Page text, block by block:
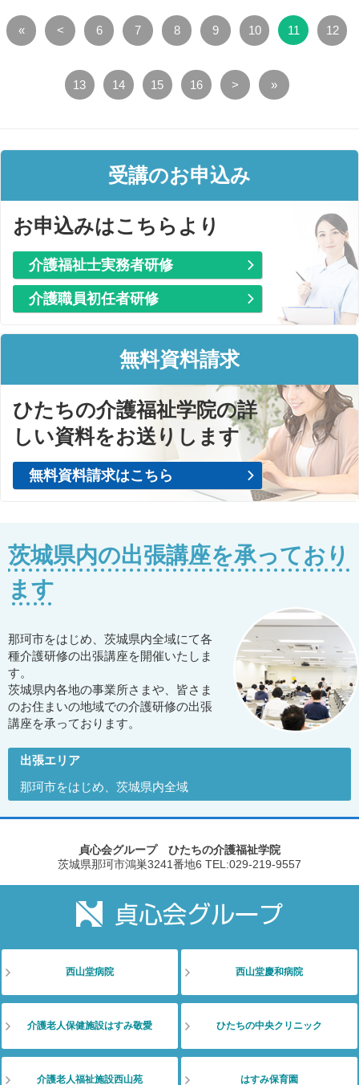
« < 6 7 8 9 10 11 12
13 14 15 16 > »
受講のお申込み
お申込みはこちらより
介護福祉士実務者研修
介護職員初任者研修
無料資料請求
ひたちの介護福祉学院の詳
しい資料をお送りします
無料資料請求はこちら
茨城県内の出張講座を承っており
ます
那珂市をはじめ、茨城県内全域にて各
種介護研修の出張講座を開催いたしま
す。
茨城県内各地の事業所さまや、皆さま
のお住まいの地域での介護研修の出張
講座を承っております。
出張エリア
那珂市をはじめ、茨城県内全域
貞心会グループ ひたちの介護福祉学院
茨城県那珂市鴻巣3241番地6 TEL:029-219-9557
西山堂病院 西山堂慶和病院
介護老人保健施設はすみ敬愛 ひたちの中央クリニック
介護老人福祉施設西山苑 はすみ保育園